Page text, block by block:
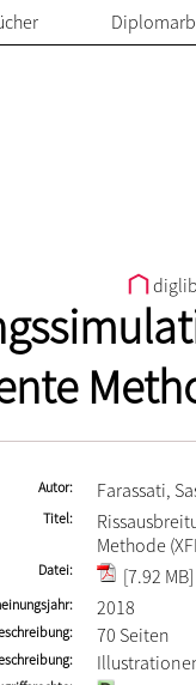
Autor Farassati,
Titel
Methode
Datei [7.92 MB]
2018
70 Seiten